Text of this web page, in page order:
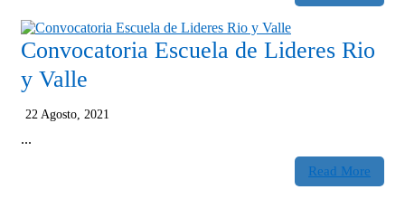
Convocatoria Escuela de Lideres Rio
y Valle
22 Agosto, 2021
...
Read More